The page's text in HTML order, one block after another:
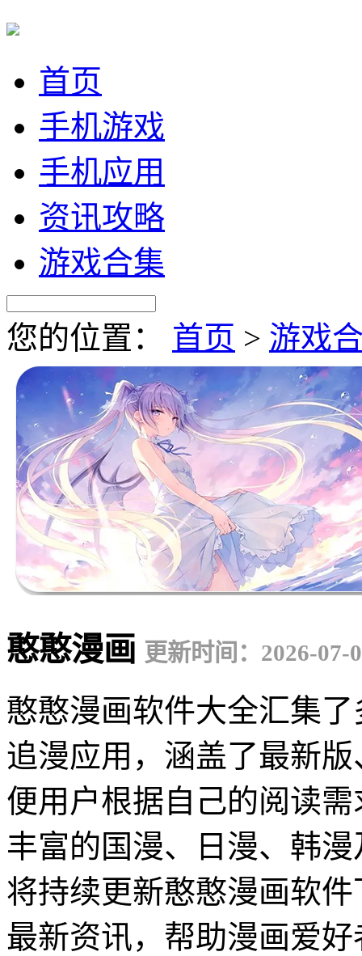
首页
手机游戏
手机应用
资讯攻略
游戏合集
您的位置： 首页 > 游戏
憨憨漫画 更新时间：2026-07-
憨憨漫画软件大全汇集
追漫应用，涵盖了最新
便用户根据自己的阅读
丰富的国漫、日漫、韩
将持续更新憨憨漫画软
最新资讯，帮助漫画爱